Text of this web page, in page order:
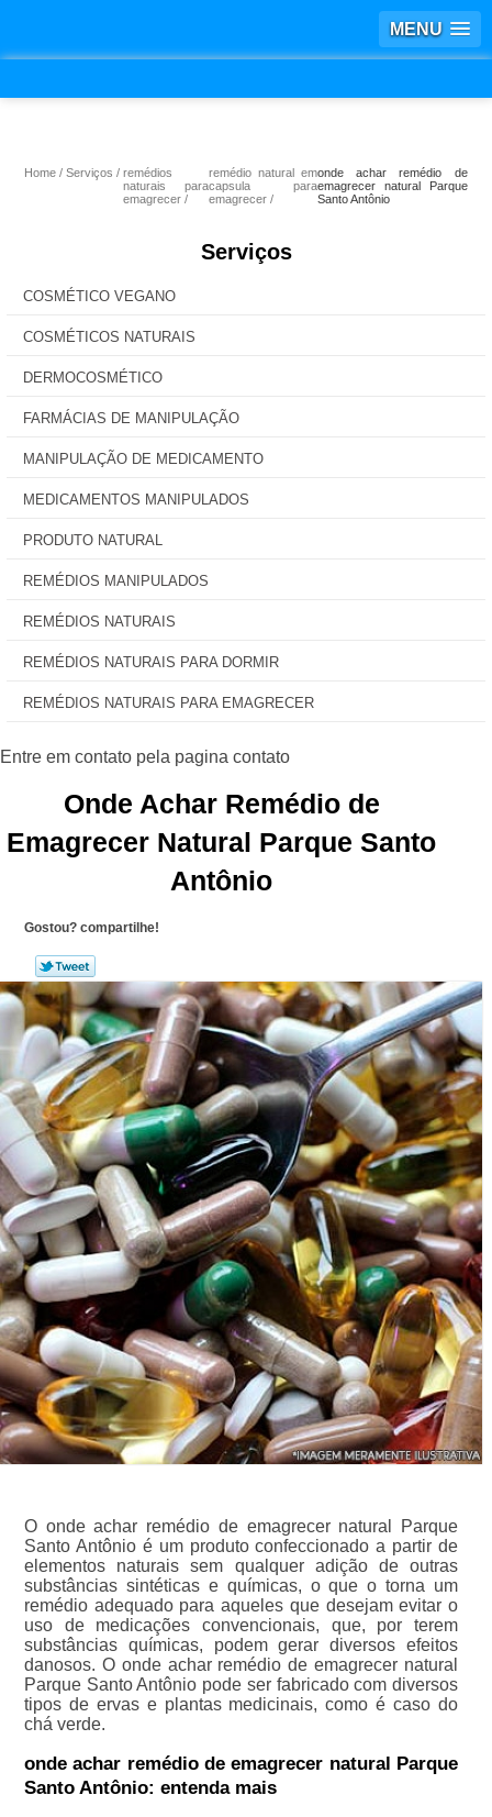
MENU
Home Serviços
remédios
naturais para
emagrecer
remédio natural em
capsula para
emagrecer
onde achar remédio de
emagrecer natural Parque
Santo Antônio
Serviços
COSMÉTICO VEGANO
COSMÉTICOS NATURAIS
DERMOCOSMÉTICO
FARMÁCIAS DE MANIPULAÇÃO
MANIPULAÇÃO DE MEDICAMENTO
MEDICAMENTOS MANIPULADOS
PRODUTO NATURAL
REMÉDIOS MANIPULADOS
REMÉDIOS NATURAIS
REMÉDIOS NATURAIS PARA DORMIR
REMÉDIOS NATURAIS PARA EMAGRECER
Onde Achar Remédio de
Emagrecer Natural Parque Santo
Antônio
Gostou? compartilhe!
O onde achar remédio de emagrecer natural Parque
Santo Antônio é um produto confeccionado a partir de
elementos naturais sem qualquer adição de outras
substâncias sintéticas e químicas, o que o torna um
remédio adequado para aqueles que desejam evitar o
uso de medicações convencionais, que, por terem
substâncias químicas, podem gerar diversos efeitos
danosos. O onde achar remédio de emagrecer natural
Parque Santo Antônio pode ser fabricado com diversos
tipos de ervas e plantas medicinais, como é caso do
chá verde.
onde achar remédio de emagrecer natural Parque
Santo Antônio: entenda mais